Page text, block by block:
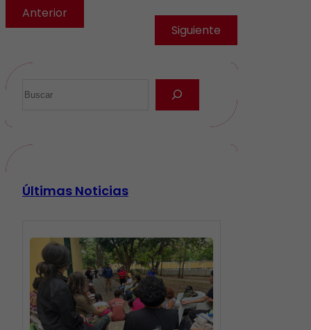
Anterior
Siguiente
Últimas Noticias